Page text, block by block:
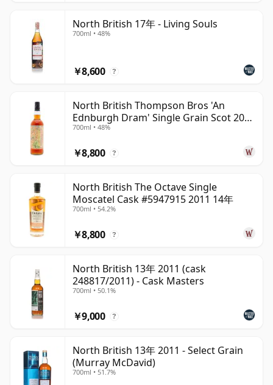
North British 17年 - Living Souls
700ml • 48%
￥8,600 ?
North British Thompson Bros 'An
Ednburgh Dram' Single Grain Scot 2008
17年
700ml • 48%
￥8,800 ?
North British The Octave Single
Moscatel Cask #5947915 2011 14年
700ml • 54.2%
￥8,800 ?
North British 13年 2011 (cask
248817/2011) - Cask Masters
700ml • 50.1%
￥9,000 ?
North British 13年 2011 - Select Grain
(Murray McDavid)
700ml • 51.7%